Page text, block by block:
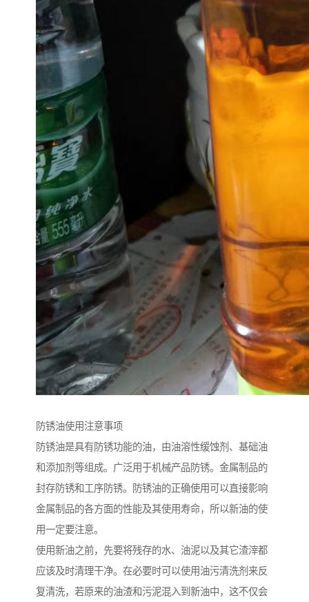
防锈油使用注意事项
防锈油是具有防锈功能的油，由油溶性缓蚀剂、基础油
和添加剂等组成。广泛用于机械产品防锈。金属制品的
封存防锈和工序防锈。防锈油的正确使用可以直接影响
金属制品的各方面的性能及其使用寿命，所以新油的使
用一定要注意。
使用新油之前，先要将残存的水、油泥以及其它渣滓都
应该及时清理干净。在必要时可以使用油污清洗剂来反
复清洗，若原来的油渣和污泥混入到新油中，这不仅会